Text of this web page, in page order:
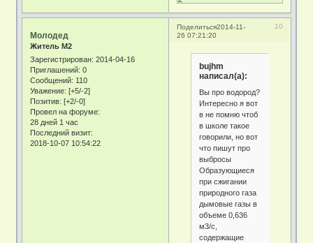
Поделиться 10
2014-11-
26 07:21:20
Молодед
Житель М2
Зарегистрирован: 2014-04-16
Приглашений: 0
Сообщений: 110
Уважение: [+5/-2]
Позитив: [+2/-0]
Провел на форуме:
28 дней 1 час
Последний визит:
2018-10-07 10:54:22
bujhm
написал(а):
Вы про водород?
Интересно я вот
в не помню чтоб
в школе такое
говорили, но вот
что пишут про
выбросы
Образующиеся
при сжигании
природного газа
дымовые газы в
объеме 0,636
м3/с,
содержащие